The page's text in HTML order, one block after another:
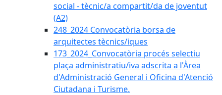
social - tècnic/a compartit/da de joventut
(A2)
248_2024 Convocatòria borsa de
arquitectes tècnics/iques
173_2024_Convocatòria procés selectiu
plaça administratiu/iva adscrita a l'Àrea
d'Administració General i Oficina d'Atenció
Ciutadana i Turisme.